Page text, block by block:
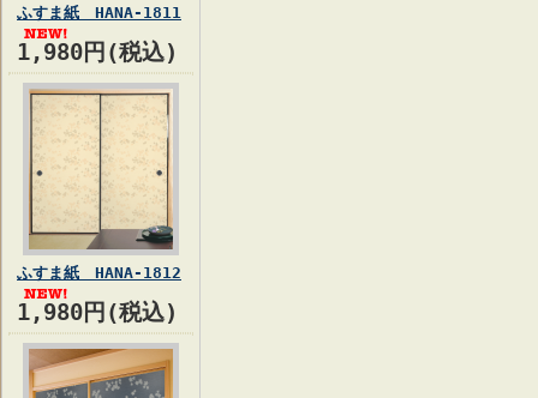
ふすま紙 HANA-1811
1,980円(税込)
ふすま紙 HANA-1812
1,980円(税込)